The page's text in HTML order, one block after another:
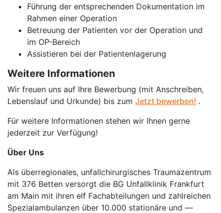
Führung der entsprechenden Dokumentation im
Rahmen einer Operation
Betreuung der Patienten vor der Operation und
im OP-Bereich
Assistieren bei der Patientenlagerung
Weitere Informationen
Wir freuen uns auf Ihre Bewerbung (mit Anschreiben,
Lebenslauf und Urkunde) bis zum Jetzt bewerben! .
Für weitere Informationen stehen wir Ihnen gerne
jederzeit zur Verfügung!
Über Uns
Als überregionales, unfallchirurgisches Traumazentrum
mit 376 Betten versorgt die BG Unfallklinik Frankfurt
am Main mit ihren elf Fachabteilungen und zahlreichen
Spezialambulanzen über 10.000 stationäre und —